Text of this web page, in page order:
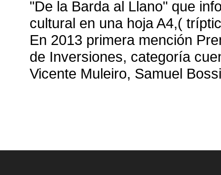
"De la Barda al Llano" que
cultural en una hoja A4,(
En 2013 primera mención
de Inversiones, categoría
Vicente Muleiro, Samuel